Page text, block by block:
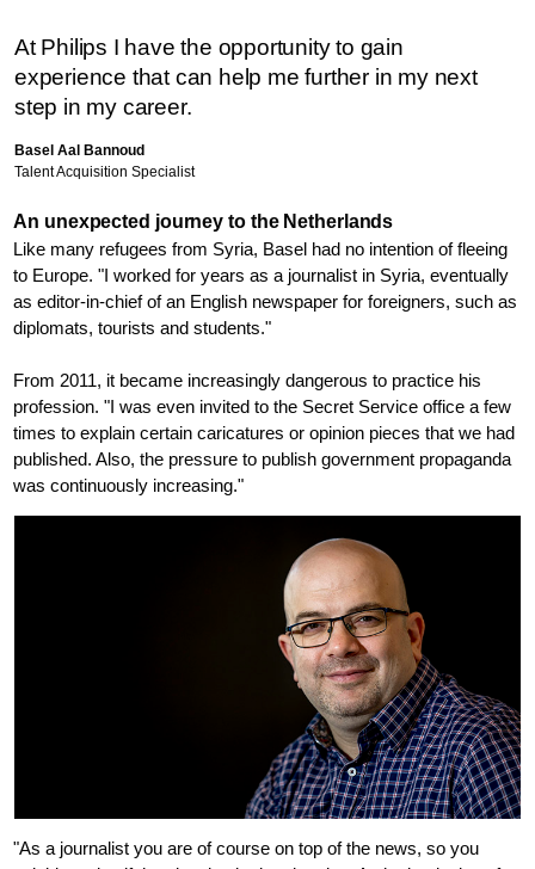
At Philips I have the opportunity to gain
experience that can help me further in my next
step in my career.
Basel Aal Bannoud
Talent Acquisition Specialist
An unexpected journey to the Netherlands
Like many refugees from Syria, Basel had no intention of fleeing
to Europe. "I worked for years as a journalist in Syria, eventually
as editor-in-chief of an English newspaper for foreigners, such as
diplomats, tourists and students."
From 2011, it became increasingly dangerous to practice his
profession. "I was even invited to the Secret Service office a few
times to explain certain caricatures or opinion pieces that we had
published. Also, the pressure to publish government propaganda
was continuously increasing."
"As a journalist you are of course on top of the news, so you